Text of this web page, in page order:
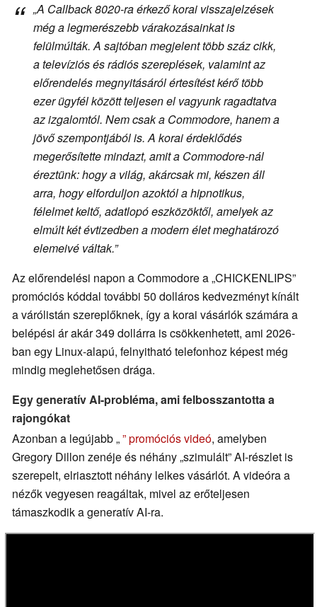
„A Callback 8020-ra érkező korai visszajelzések
még a legmerészebb várakozásainkat is
felülmúlták. A sajtóban megjelent több száz cikk,
a televíziós és rádiós szereplések, valamint az
előrendelés megnyitásáról értesítést kérő több
ezer ügyfél között teljesen el vagyunk ragadtatva
az izgalomtól. Nem csak a Commodore, hanem a
jövő szempontjából is. A korai érdeklődés
megerősítette mindazt, amit a Commodore-nál
éreztünk: hogy a világ, akárcsak mi, készen áll
arra, hogy elforduljon azoktól a hipnotikus,
félelmet keltő, adatlopó eszközöktől, amelyek az
elmúlt két évtizedben a modern élet meghatározó
elemeivé váltak.”
Az előrendelési napon a Commodore a „CHICKENLIPS”
promóciós kóddal további 50 dolláros kedvezményt kínált
a várólistán szereplőknek, így a korai vásárlók számára a
belépési ár akár 349 dollárra is csökkenhetett, ami 2026-
ban egy Linux-alapú, felnyitható telefonhoz képest még
mindig meglehetősen drága.
Egy generatív AI-probléma, ami felbosszantotta a
rajongókat
Azonban a legújabb „” promóciós videó, amelyben
Gregory Dillon zenéje és néhány „szimulált” AI-részlet is
szerepelt, elriasztott néhány lelkes vásárlót. A videóra a
nézők vegyesen reagáltak, mivel az erőteljesen
támaszkodik a generatív AI-ra.